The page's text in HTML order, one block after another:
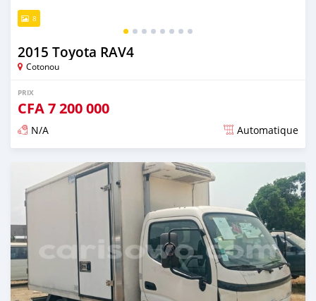
8
2015 Toyota RAV4
Cotonou
PRIX
CFA7 200 000
N/A Automatique
Publié il y a plus de 2 ans